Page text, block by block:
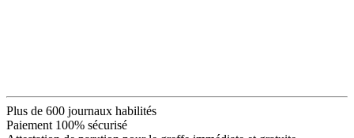
Plus de 600 journaux habilités
Paiement 100% sécurisé